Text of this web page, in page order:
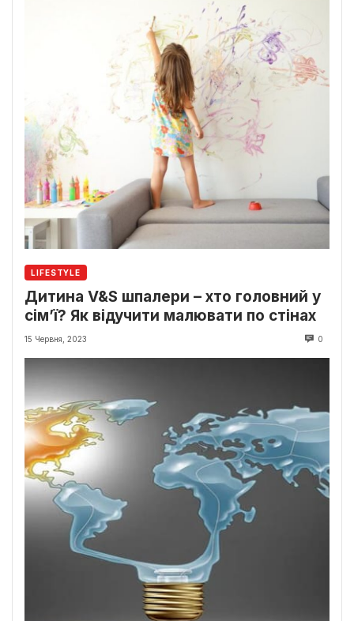
LIFESTYLE
Дитина V&S шпалери – хто головний у
сім’ї? Як відучити малювати по стінах
15 Червня, 2023 0